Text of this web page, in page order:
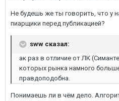
Не будешь же ты говорить, что у
пиарщики перед публикацией?
sww сказал:
ак раз в отличие от ЛК
которых рынка намного
правдоподобна.
Понимаешь ли в чём дело.